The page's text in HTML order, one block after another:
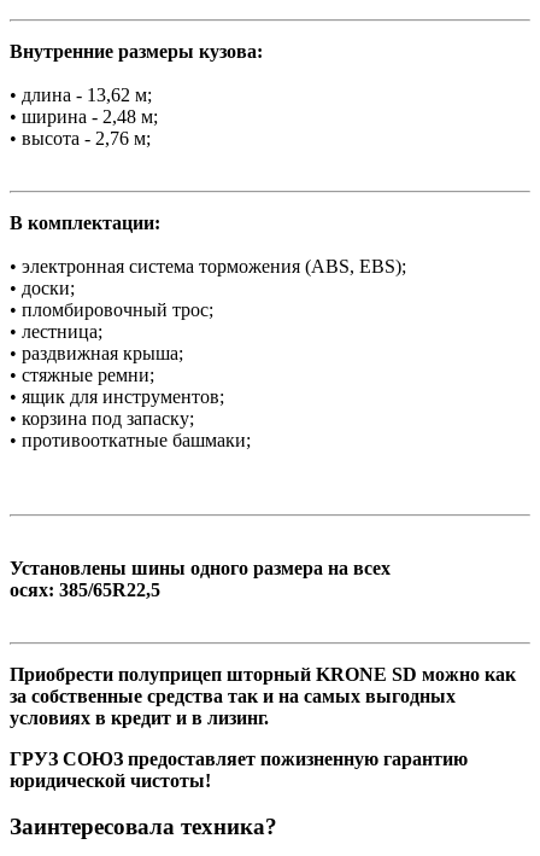
Внутренние размеры кузова:
• длина - 13,62 м;
• ширина - 2,48 м;
• высота - 2,76 м;
В комплектации:
• электронная система торможения (ABS, EBS);
• доски;
• пломбировочный трос;
• лестница;
• раздвижная крыша;
• стяжные ремни;
• ящик для инструментов;
• корзина под запаску;
• противооткатные башмаки;
Установлены шины одного размера на всех
осях: 385/65R22,5
Приобрести полуприцеп шторный KRONE SD можно как
за собственные средства так и на самых выгодных
условиях в кредит и в лизинг.
ГРУЗ СОЮЗ предоставляет пожизненную гарантию
юридической чистоты!
Заинтересовала техника?